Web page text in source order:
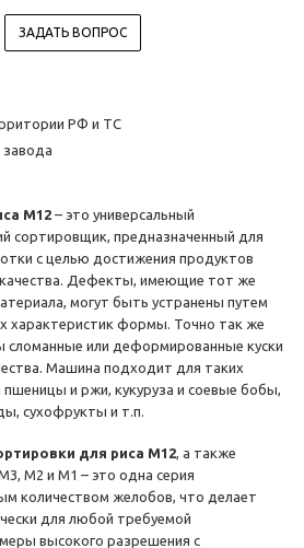
ЗАДАТЬ ВОПРОС
РФ и ТС
M12 – это универсальный
сортировщик, предназначенный для
с целью достижения продуктов
качества. Дефекты, имеющие тот же
могут быть устранены путем
характеристик формы. Точно так же
сломанные или деформированные куски
Машина подходит для таких
пшеницы и ржи, кукуруза и соевые бобы,
сухофрукты и т.п.
для риса M12, а также
M2 и M1 – это одна серия
количеством желобов, что делает
для любой требуемой
высокого разрешения с